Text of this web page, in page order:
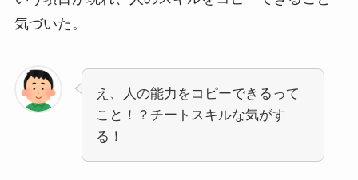
気づいた。
え、人の能力をコピーできるって
こと！？チートスキルな気がす
る！